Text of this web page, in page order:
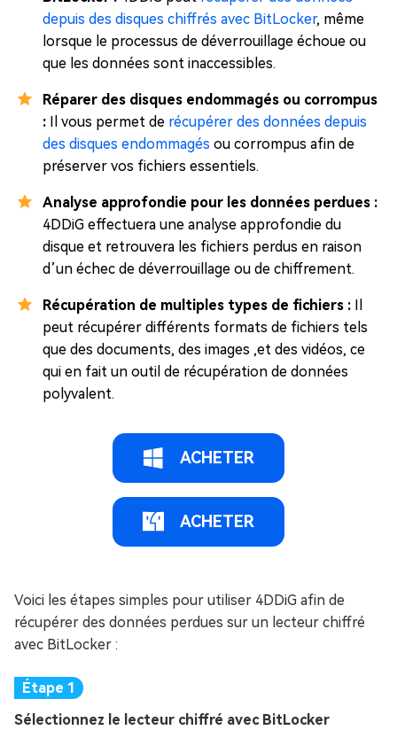
depuis des disques chiffrés avec BitLocker, même
lorsque le processus de déverrouillage échoue ou
que les données sont inaccessibles.
Réparer des disques endommagés ou corrompus
: Il vous permet de récupérer des données depuis
des disques endommagés ou corrompus afin de
préserver vos fichiers essentiels.
Analyse approfondie pour les données perdues :
4DDiG effectuera une analyse approfondie du
disque et retrouvera les fichiers perdus en raison
d’un échec de déverrouillage ou de chiffrement.
Récupération de multiples types de fichiers : Il
peut récupérer différents formats de fichiers tels
que des documents, des images ,et des vidéos, ce
qui en fait un outil de récupération de données
polyvalent.
ACHETER
ACHETER
Voici les étapes simples pour utiliser 4DDiG afin de
récupérer des données perdues sur un lecteur chiffré
avec BitLocker :
Sélectionnez le lecteur chiffré avec BitLocker